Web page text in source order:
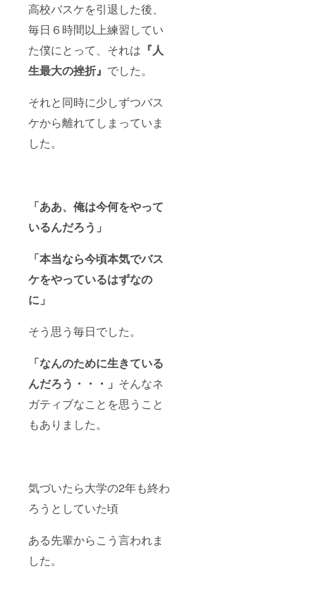
高校バスケを引退した後、
毎日６時間以上練習してい
た僕にとって、それは 『人
生最大の挫折』 でした。
それと同時に少しずつバス
ケから離れてしまっていま
した。
「ああ、俺は今何をやって
いるんだろう」
「本当なら今頃本気でバス
ケをやっているはずなの
に」
そう思う毎日でした。
「なんのために生きている
んだろう・・・」 そんなネ
ガティブなことを思うこと
もありました。
気づいたら大学の2年も終わ
ろうとしていた頃
ある先輩からこう言われま
した。